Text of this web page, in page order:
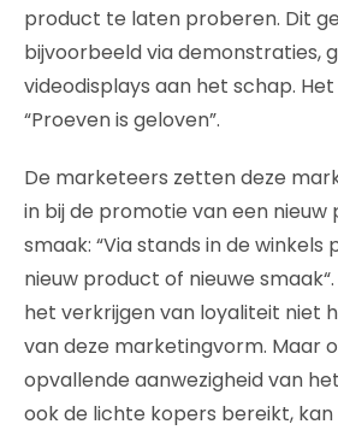
product te laten proberen. Dit
bijvoorbeeld via demonstraties,
videodisplays aan het schap. Het
“Proeven is geloven”.
De marketeers zetten deze
in bij de promotie van een nieuw
smaak: “Via stands in de
nieuw product of nieuwe
het verkrijgen van loyaliteit niet
van deze marketingvorm. Maar
opvallende aanwezigheid van
ook de lichte kopers bereikt,